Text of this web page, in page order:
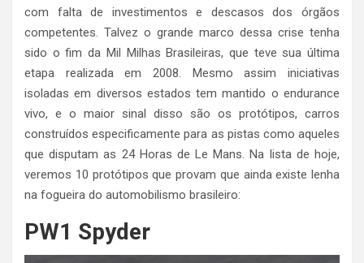
com falta de investimentos e descasos dos órgãos
competentes. Talvez o grande marco dessa crise tenha
sido o fim da Mil Milhas Brasileiras, que teve sua última
etapa realizada em 2008. Mesmo assim iniciativas
isoladas em diversos estados tem mantido o endurance
vivo, e o maior sinal disso são os protótipos, carros
construídos especificamente para as pistas como aqueles
que disputam as 24 Horas de Le Mans. Na lista de hoje,
veremos 10 protótipos que provam que ainda existe lenha
na fogueira do automobilismo brasileiro:
PW1 Spyder